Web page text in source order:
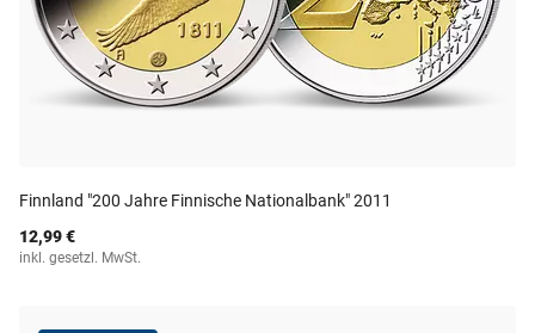
Finnland "200 Jahre Finnische Nationalbank" 2011
12,99 €
inkl. gesetzl. MwSt.